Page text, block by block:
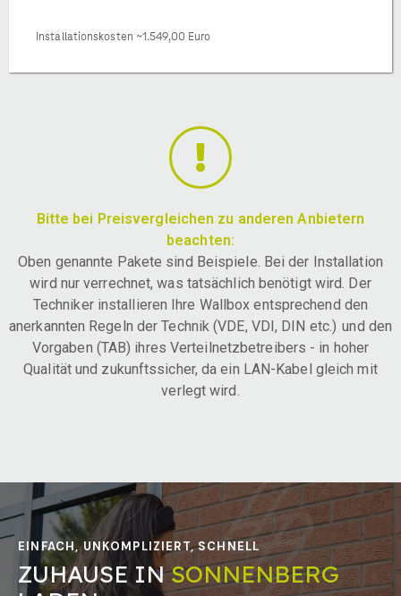
Installationskosten ~1.549,00 Euro
Bitte bei Preisvergleichen zu anderen Anbietern
beachten:
Oben genannte Pakete sind Beispiele. Bei der Installation
wird nur verrechnet, was tatsächlich benötigt wird. Der
Techniker installieren Ihre Wallbox entsprechend den
anerkannten Regeln der Technik (VDE, VDI, DIN etc.) und den
Vorgaben (TAB) ihres Verteilnetzbetreibers - in hoher
Qualität und zukunftssicher, da ein LAN-Kabel gleich mit
verlegt wird.
EINFACH, UNKOMPLIZIERT, SCHNELL
ZUHAUSE INSONNENBERG